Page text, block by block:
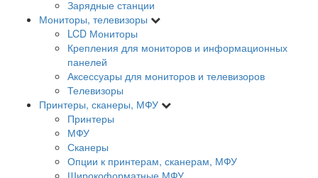
Зарядные станции
Мониторы, телевизоры
LCD Мониторы
Крепления для мониторов и информационных
панелей
Аксессуары для мониторов и телевизоров
Телевизоры
Принтеры, сканеры, МФУ
Принтеры
МФУ
Сканеры
Опции к принтерам, сканерам, МФУ
Широкоформатные МФУ